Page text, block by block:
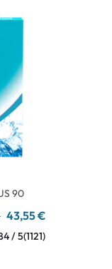
90
43,55 €
/ 5(1121)